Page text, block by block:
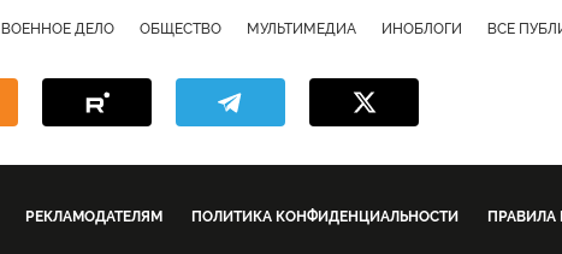
ВОЕННОЕ ДЕЛО ОБЩЕСТВО МУЛЬТИМЕДИА ИНОБЛОГИ ВСЕ
РЕКЛАМОДАТЕЛЯМ ПОЛИТИКА КОНФИДЕНЦИАЛЬНОСТИ
ПРАВИЛА